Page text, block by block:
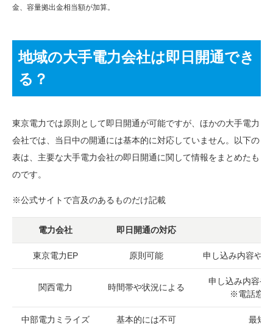
金、容量拠出金相当額が加算。
地域の大手電力会社は即日開通でき
る？
東京電力では原則として即日開通が可能ですが、ほかの大手電力
会社では、当日中の開通には基本的に対応していません。以下の
表は、主要な大手電力会社の即日開通に関して情報をまとめたも
のです。
※公式サイトで言及のあるものだけ記載
電力会社 即日開通の対応
東京電力EP 原則可能 申し込み内容や
関西電力 時間帯や状況による
申し込み内容や
※電話窓
中部電力ミライズ 基本的には不可 最短